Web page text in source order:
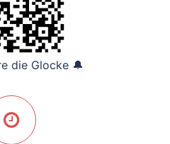
die Glocke 🔔